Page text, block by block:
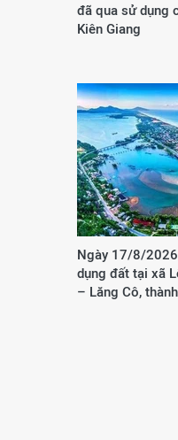
đã qua sử dụng
Kiên Giang
Ngày 17/8/
dụng đất tại xã
– Lăng Cô,